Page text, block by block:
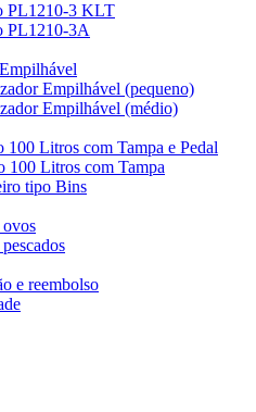
PL1210-3 KLT
PL1210-3A
Empilhável (pequeno)
Empilhável (médio)
100 Litros com Tampa e Pedal
100 Litros com Tampa
tipo Bins
ovos
e reembolso